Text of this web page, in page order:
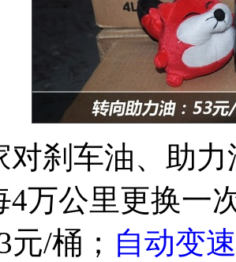
刹车油、助力
4万公里更换一
/桶； 自动变